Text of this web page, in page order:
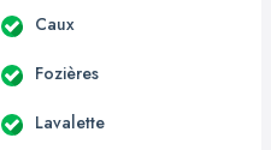
Caux
Fozières
Lavalette